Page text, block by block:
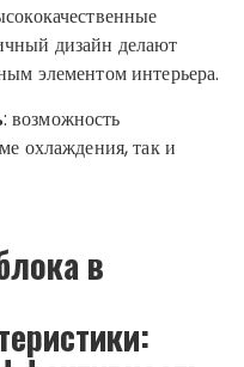
дизайн делают
элементом интерьера.
: возможность
охлаждения, так и
в